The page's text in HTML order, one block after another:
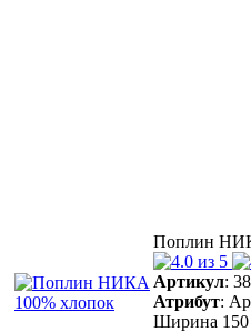
Поплин
Артикул:
Атрибут:
Ширина 150